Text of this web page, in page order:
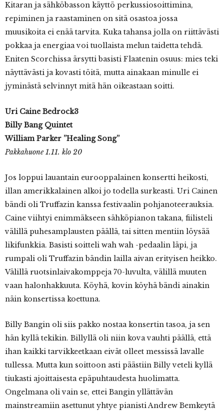
Kitaran ja sähköbasson käyttö perkussiosoittimina,
repiminen ja raastaminen on sitä osastoa jossa
muusikoita ei enää tarvita. Kuka tahansa jolla on riittävästi
pokkaa ja energiaa voi tuollaista melun taidetta tehdä.
Eniten Scorchissa ärsytti basisti Flaatenin osuus: mies teki
näyttävästi ja kovasti töitä, mutta ainakaan minulle ei
jyminästä selvinnyt mitä hän oikeastaan soitti.
Uri Caine Bedrock3
Billy Bang Quintet
William Parker ”Healing Song”
Pakkahuone 1.11. klo 20
Jos loppui lauantain eurooppalainen konsertti heikosti,
illan amerikkalainen alkoi jo todella surkeasti. Uri Cainen
bändi oli Truffazin kanssa festivaalin pohjanoteerauksia.
Caine viihtyi enimmäkseen sähköpianon takana, fiilisteli
välillä puhesamplausten päällä, tai sitten mentiin löysää
likifunkkia. Basisti soitteli wah wah -pedaalin läpi, ja
rumpali oli Truffazin bändin lailla aivan erityisen heikko.
Välillä ruotsinlaivakomppeja 70-luvulta, välillä muuten
vaan halonhakkuuta. Köyhä, kovin köyhä bändi ainakin
näin konsertissa koettuna.
Billy Bangin oli siis pakko nostaa konsertin tasoa, ja sen
hän kyllä tekikin. Billyllä oli niin kova vauhti päällä, että
ihan kaikki tarvikkeetkaan eivät olleet messissä lavalle
tullessa. Mutta kun soittoon asti päästiin Billy veteli kyllä
tiukasti ajoittaisesta epäpuhtaudesta huolimatta.
Ongelmana oli vain se, ettei Bangin yllättävän
mainstreamiin asettunut yhtye pianisti Andrew Bemkeytä